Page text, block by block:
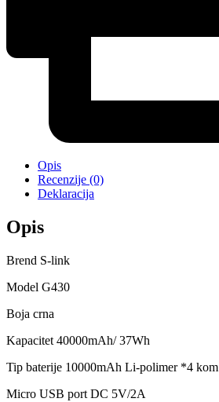
Opis
Recenzije (0)
Deklaracija
Opis
Brend S-link
Model G430
Boja crna
Kapacitet 40000mAh/ 37Wh
Tip baterije 10000mAh Li-polimer *4 kom
Micro USB port DC 5V/2A